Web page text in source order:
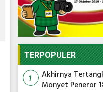
TERPOPULER
1
Akhirnya
Monyet Peneror